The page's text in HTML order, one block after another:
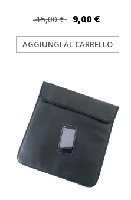
15,00 € 9,00 €
AGGIUNGI AL CARRELLO